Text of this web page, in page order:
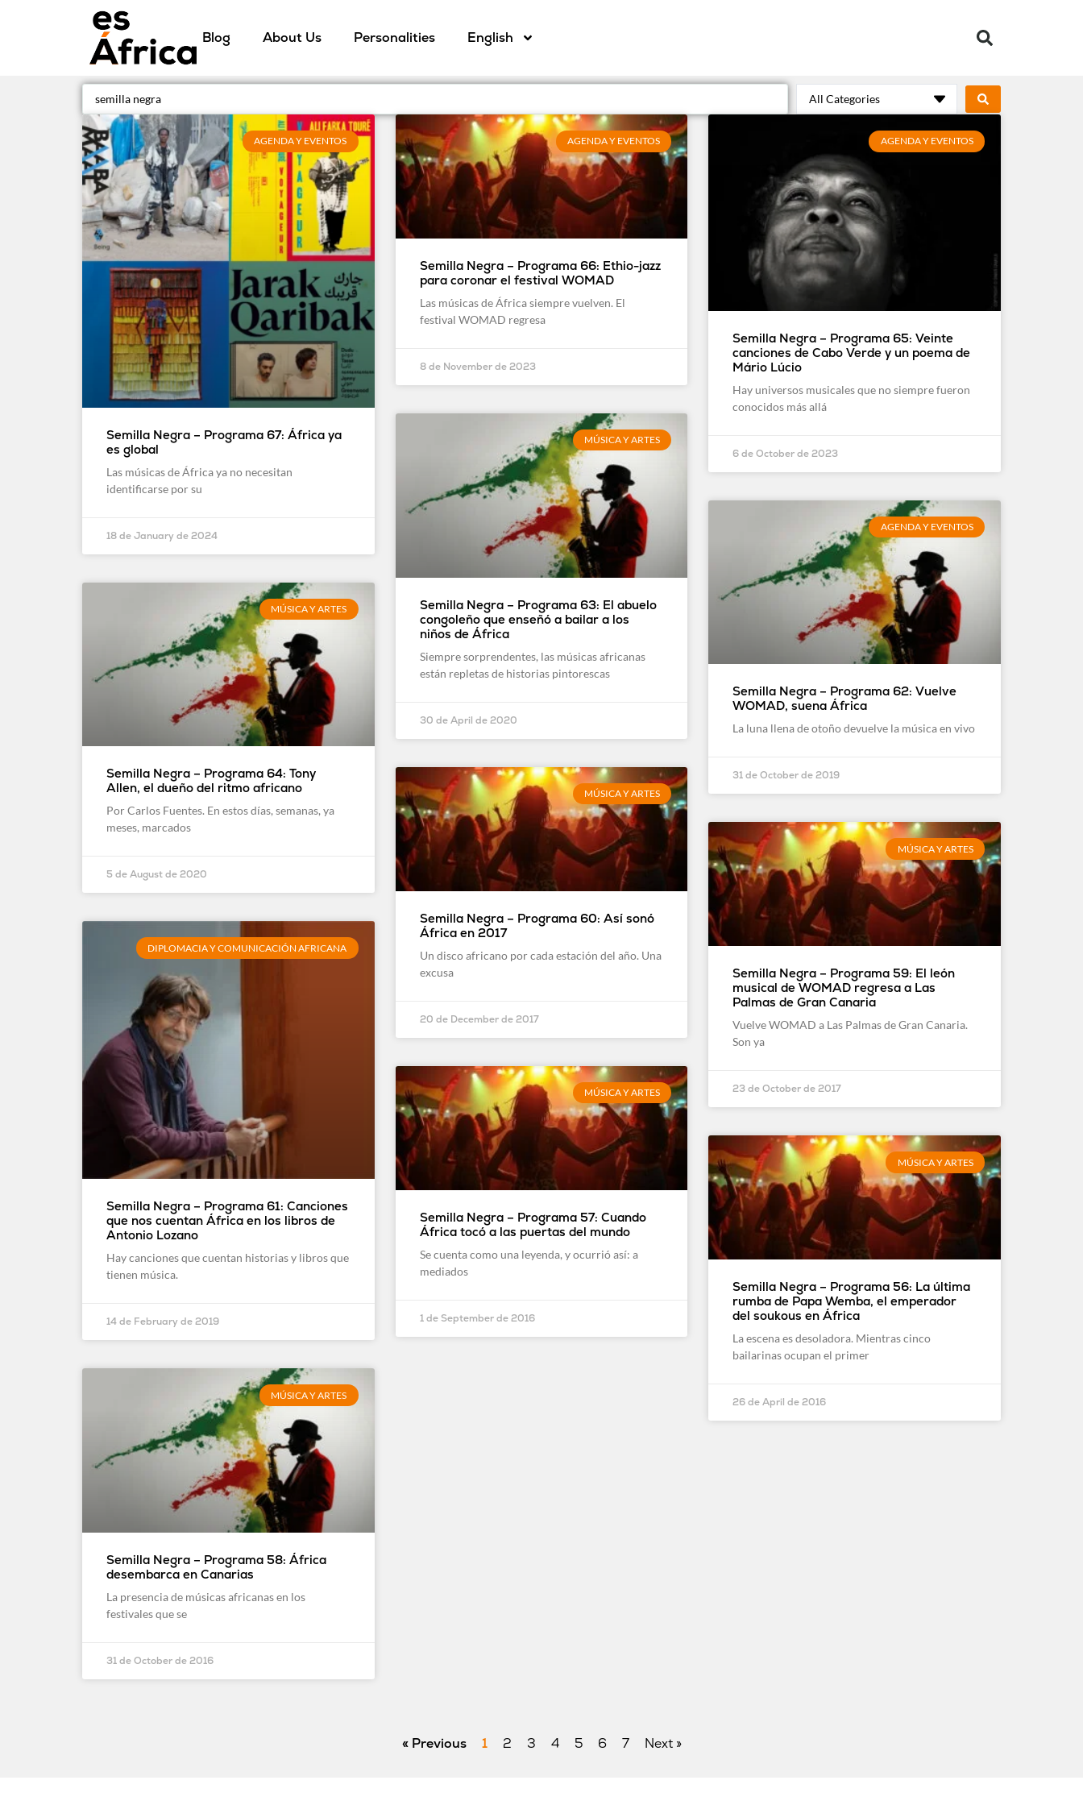
Blog About Us Personalities English
All Categories
AGENDA Y EVENTOS
Semilla Negra – Programa 67: África ya
es global
Las músicas de África ya no necesitan
identificarse por su
18 de January de 2024
AGENDA Y EVENTOS
Semilla Negra – Programa 66: Ethio-jazz
para coronar el festival WOMAD
Las músicas de África siempre vuelven. El
festival WOMAD regresa
8 de November de 2023
AGENDA Y EVENTOS
Semilla Negra – Programa 65: Veinte
canciones de Cabo Verde y un poema de
Mário Lúcio
Hay universos musicales que no siempre fueron
conocidos más allá
6 de October de 2023
MÚSICA Y ARTES
Semilla Negra – Programa 64: Tony
Allen, el dueño del ritmo africano
Por Carlos Fuentes. En estos días, semanas, ya
meses, marcados
5 de August de 2020
MÚSICA Y ARTES
Semilla Negra – Programa 63: El abuelo
congoleño que enseñó a bailar a los
niños de África
Siempre sorprendentes, las músicas africanas
están repletas de historias pintorescas
30 de April de 2020
AGENDA Y EVENTOS
Semilla Negra – Programa 62: Vuelve
WOMAD, suena África
La luna llena de otoño devuelve la música en vivo
31 de October de 2019
DIPLOMACIA Y COMUNICACIÓN AFRICANA
Semilla Negra – Programa 61: Canciones
que nos cuentan África en los libros de
Antonio Lozano
Hay canciones que cuentan historias y libros que
tienen música.
14 de February de 2019
MÚSICA Y ARTES
Semilla Negra – Programa 60: Así sonó
África en 2017
Un disco africano por cada estación del año. Una
excusa
20 de December de 2017
MÚSICA Y ARTES
Semilla Negra – Programa 59: El león
musical de WOMAD regresa a Las
Palmas de Gran Canaria
Vuelve WOMAD a Las Palmas de Gran Canaria.
Son ya
23 de October de 2017
MÚSICA Y ARTES
Semilla Negra – Programa 58: África
desembarca en Canarias
La presencia de músicas africanas en los
festivales que se
31 de October de 2016
MÚSICA Y ARTES
Semilla Negra – Programa 57: Cuando
África tocó a las puertas del mundo
Se cuenta como una leyenda, y ocurrió así: a
mediados
1 de September de 2016
MÚSICA Y ARTES
Semilla Negra – Programa 56: La última
rumba de Papa Wemba, el emperador
del soukous en África
La escena es desoladora. Mientras cinco
bailarinas ocupan el primer
26 de April de 2016
« Previous 1 2 3 4 5 6 7 Next »